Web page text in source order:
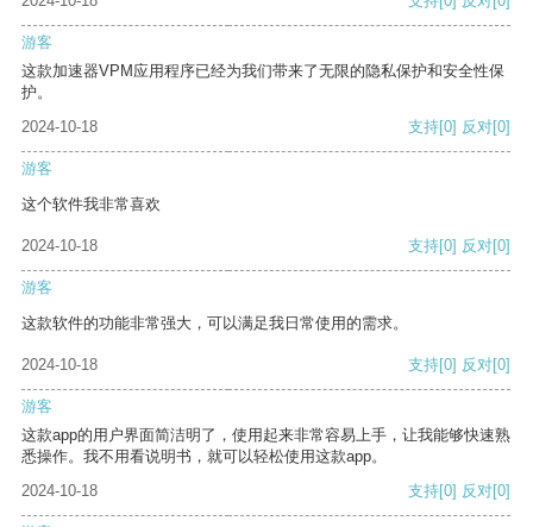
游客
这款加速器VPM应用程序已经为我们带来了无限的隐私保护和安全性保
护。
2024-10-18
支持[0] 反对[0]
游客
这个软件我非常喜欢
2024-10-18 支持[0] 反对[0]
游客
这款软件的功能非常强大，可以满足我日常使用的需求。
2024-10-18 支持[0] 反对[0]
游客
这款app的用户界面简洁明了，使用起来非常容易上手，让我能够快速熟
悉操作。我不用看说明书，就可以轻松使用这款app。
2024-10-18
支持[0] 反对[0]